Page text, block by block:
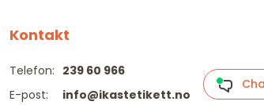
Kontakt
Telefon:
E-post:
239 60 966
info@ikastetikett.no